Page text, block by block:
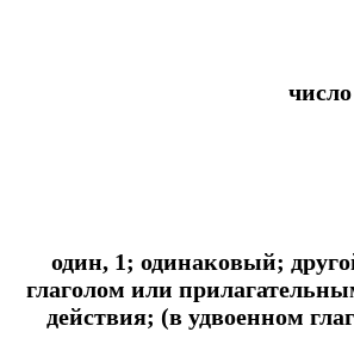
один, 1; одинаковый;
глаголом или
действия; (в удвоенном